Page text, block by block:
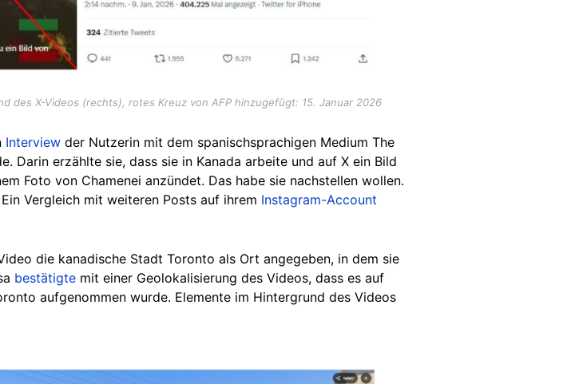
des X-Videos (rechts), rotes Kreuz von AFP hinzugefügt: 15. Januar 2026
Interview der Nutzerin mit dem spanischsprachigen Medium The
Darin erzählte sie, dass sie in Kanada arbeite und auf X ein Bild
Foto von Chamenei anzündet. Das habe sie nachstellen wollen.
Vergleich mit weiteren Posts auf ihrem Instagram-Account
die kanadische Stadt Toronto als Ort angegeben, in dem sie
bestätigte mit einer Geolokalisierung des Videos, dass es auf
aufgenommen wurde. Elemente im Hintergrund des Videos